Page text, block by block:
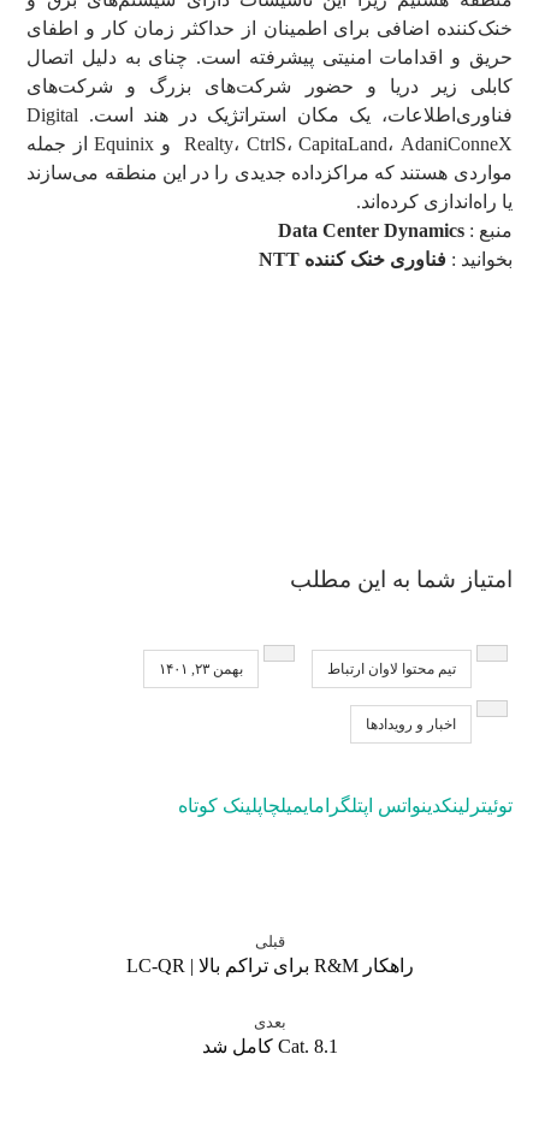
خنک‌کننده اضافی برای اطمینان از حداکثر زمان کار و اطفای
حریق و اقدامات امنیتی پیشرفته است. چنای به دلیل اتصال
کابلی زیر دریا و حضور شرکت‌های بزرگ و شرکت‌های
فناوری‌اطلاعات، یک مکان استراتژیک در هند است. Digital
Realty، CtrlS، CapitaLand، AdaniConneX و Equinix از جمله
مواردی هستند که مراکزداده جدیدی را در این منطقه می‌سازند
یا راه‌اندازی کرده‌اند.
منبع :Data Center Dynamics
بخوانید : فناوری خنک کننده NTT
امتیاز شما به این مطلب
تیم محتوا لاوان ارتباط بهمن ۲۳, ۱۴۰۱
اخبار و رویدادها
توئیتر لینکدینواتس اپتلگرامایمیلچاپلینک کوتاه
قبلی
راهکار R&M برای تراکم بالا | LC-QR
بعدی
Cat. 8.1 کامل شد